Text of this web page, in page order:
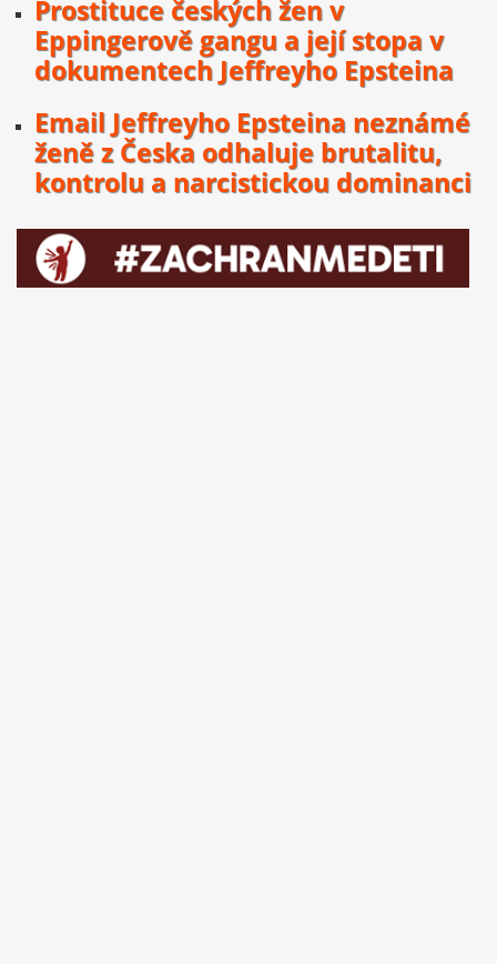
Prostituce českých žen v
Eppingerově gangu a její stopa v
dokumentech Jeffreyho Epsteina
Email Jeffreyho Epsteina neznámé
ženě z Česka odhaluje brutalitu,
kontrolu a narcistickou dominanci